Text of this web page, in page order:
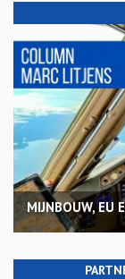
MIJNBOUW, EU